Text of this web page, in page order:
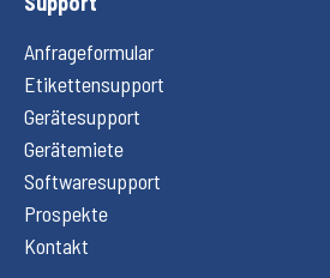
Anfrageformular
Etikettensupport
Gerätesupport
Gerätemiete
Softwaresupport
Prospekte
Kontakt